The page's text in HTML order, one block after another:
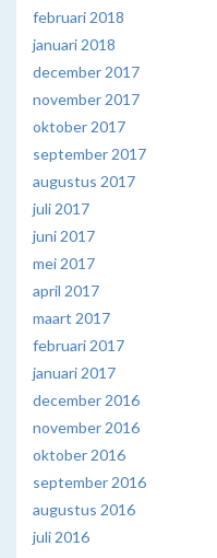
februari 2018
januari 2018
december 2017
november 2017
oktober 2017
september 2017
augustus 2017
juli 2017
juni 2017
mei 2017
april 2017
maart 2017
februari 2017
januari 2017
december 2016
november 2016
oktober 2016
september 2016
augustus 2016
juli 2016